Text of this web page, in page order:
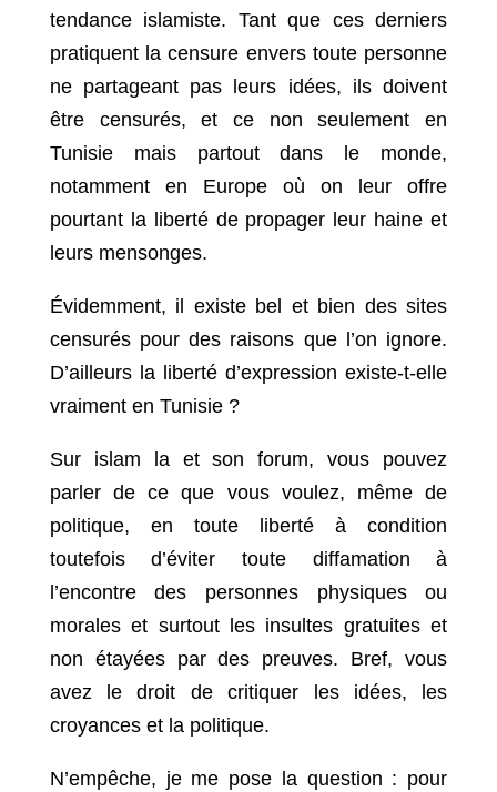
tendance islamiste. Tant que ces derniers
pratiquent la censure envers toute personne
ne partageant pas leurs idées, ils doivent
être censurés, et ce non seulement en
Tunisie mais partout dans le monde,
notamment en Europe où on leur offre
pourtant la liberté de propager leur haine et
leurs mensonges.
Évidemment, il existe bel et bien des sites
censurés pour des raisons que l’on ignore.
D’ailleurs la liberté d’expression existe-t-elle
vraiment en Tunisie ?
Sur islam la et son forum, vous pouvez
parler de ce que vous voulez, même de
politique, en toute liberté à condition
toutefois d’éviter toute diffamation à
l’encontre des personnes physiques ou
morales et surtout les insultes gratuites et
non étayées par des preuves. Bref, vous
avez le droit de critiquer les idées, les
croyances et la politique.
N’empêche, je me pose la question : pour